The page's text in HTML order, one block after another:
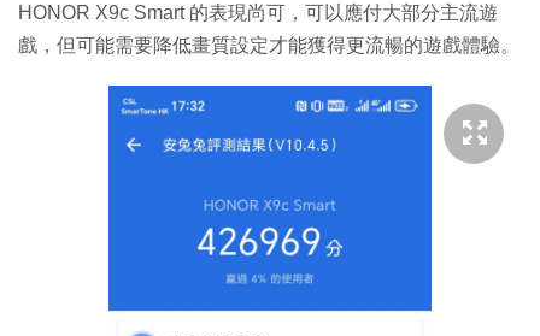
HONOR X9c Smart 的表現尚可，可以應付大部分主流遊
戲，但可能需要降低畫質設定才能獲得更流暢的遊戲體驗。